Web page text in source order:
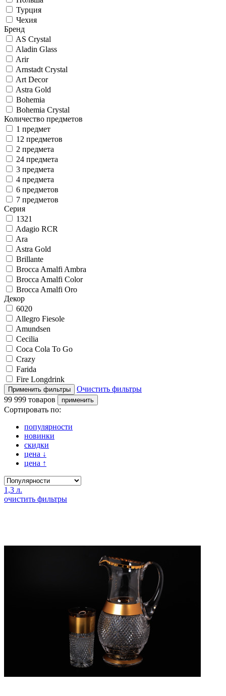
Турция
Чехия
Бренд
AS Crystal
Aladin Glass
Arir
Arnstadt Crystal
Art Decor
Astra Gold
Bohemia
Bohemia Crystal
Количество предметов
1 предмет
12 предметов
2 предмета
24 предмета
3 предмета
4 предмета
6 предметов
7 предметов
Серия
1321
Adagio RCR
Ara
Astra Gold
Brillante
Brocca Amalfi Ambra
Brocca Amalfi Color
Brocca Amalfi Oro
Декор
6020
Allegro Fiesole
Amundsen
Cecilia
Coca Cola To Go
Crazy
Farida
Fire Longdrink
Очистить фильтры
99 999 товаров
Сортировать по:
популярности
новинки
скидки
цена ↓
цена ↑
1,3 л.
очистить фильтры